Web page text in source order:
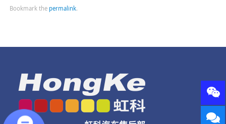
Bookmark the permalink.